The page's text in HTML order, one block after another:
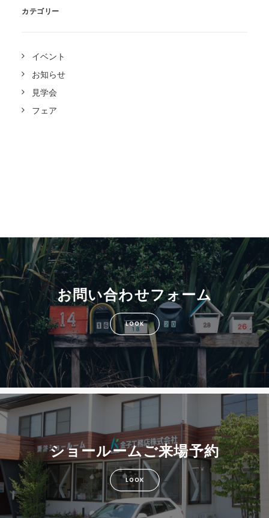
カテゴリー
イベント
お知らせ
見学会
フェア
お問い合わせフォーム
LOOK
ショールームご来場予約
LOOK